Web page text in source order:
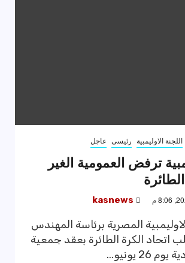
اللجنة الاوليمبية رئيسى عاجل
ترفض العمومية الغير
kasnews
المصرية برئاسة المهندس
الكرة الطائرة بعقد جمعية
يونيو...